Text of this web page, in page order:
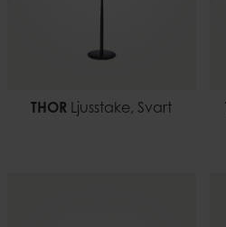
THOR Ljusstake, Svart